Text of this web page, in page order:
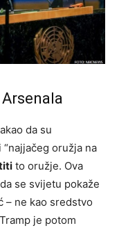
da su
oružja na
to oružje. Ova
se svijetu pokaže
– ne kao sredstvo
je potom